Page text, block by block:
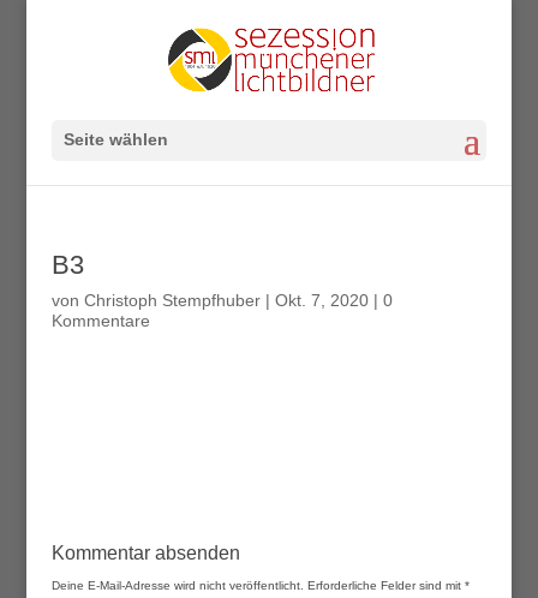
Seite wählen
B3
von Christoph Stempfhuber| Okt. 7, 2020| 0
Kommentare
Kommentar absenden
Deine E-Mail-Adresse wird nicht veröffentlicht. Erforderliche Felder sind mit *